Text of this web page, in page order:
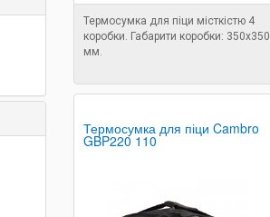
Термосумка для піци місткістю 4
коробки. Габарити коробки: 350х350
мм.
Термосумка для піци Cambro
GBP220 110